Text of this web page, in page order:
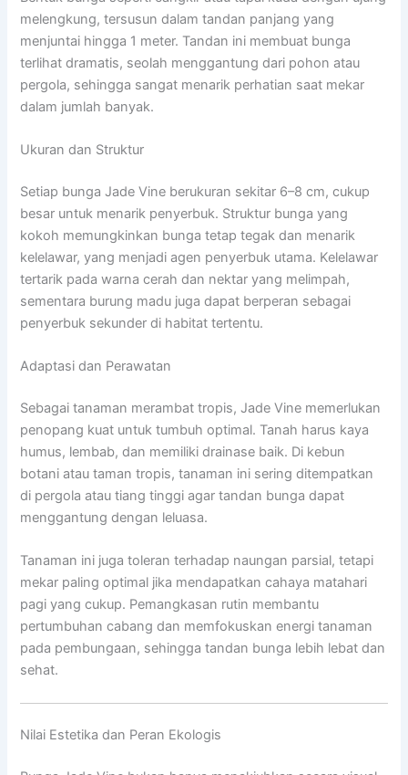
melengkung, tersusun dalam tandan panjang yang
menjuntai hingga 1 meter. Tandan ini membuat bunga
terlihat dramatis, seolah menggantung dari pohon atau
pergola, sehingga sangat menarik perhatian saat mekar
dalam jumlah banyak.
Ukuran dan Struktur
Setiap bunga Jade Vine berukuran sekitar 6–8 cm, cukup
besar untuk menarik penyerbuk. Struktur bunga yang
kokoh memungkinkan bunga tetap tegak dan menarik
kelelawar, yang menjadi agen penyerbuk utama. Kelelawar
tertarik pada warna cerah dan nektar yang melimpah,
sementara burung madu juga dapat berperan sebagai
penyerbuk sekunder di habitat tertentu.
Adaptasi dan Perawatan
Sebagai tanaman merambat tropis, Jade Vine memerlukan
penopang kuat untuk tumbuh optimal. Tanah harus kaya
humus, lembab, dan memiliki drainase baik. Di kebun
botani atau taman tropis, tanaman ini sering ditempatkan
di pergola atau tiang tinggi agar tandan bunga dapat
menggantung dengan leluasa.
Tanaman ini juga toleran terhadap naungan parsial, tetapi
mekar paling optimal jika mendapatkan cahaya matahari
pagi yang cukup. Pemangkasan rutin membantu
pertumbuhan cabang dan memfokuskan energi tanaman
pada pembungaan, sehingga tandan bunga lebih lebat dan
sehat.
Nilai Estetika dan Peran Ekologis